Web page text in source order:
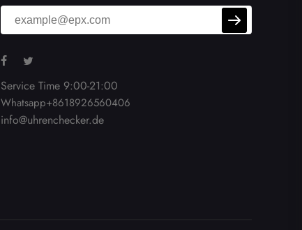
Service Time 9:00-21:00
Whatsapp+8618926560406
info@uhrenchecker.de